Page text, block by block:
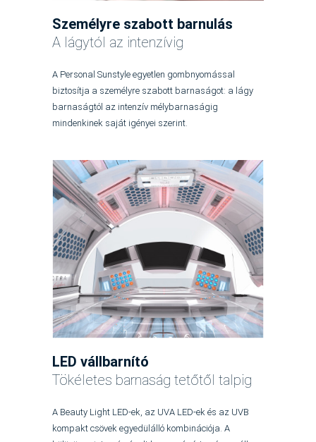
Személyre szabott barnulás
A lágytól az intenzívig
A Personal Sunstyle egyetlen gombnyomással
biztosítja a személyre szabott barnaságot: a lágy
barnaságtól az intenzív mélybarnaságig
mindenkinek saját igényei szerint.
LED vállbarnító
Tökéletes barnaság tetőtől talpig
A Beauty Light LED-ek, az UVA LED-ek és az UVB
kompakt csövek egyedülálló kombinációja. A